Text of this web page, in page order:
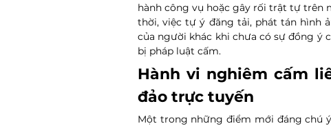
hành công vụ hoặc gây rối trật tự trên
thời, việc tự ý đăng tải, phát tán hình
của người khác khi chưa có sự đồng ý
bị pháp luật cấm.
Hành vi nghiêm cấm
đảo trực tuyến
Một trong những điểm mới đáng chú